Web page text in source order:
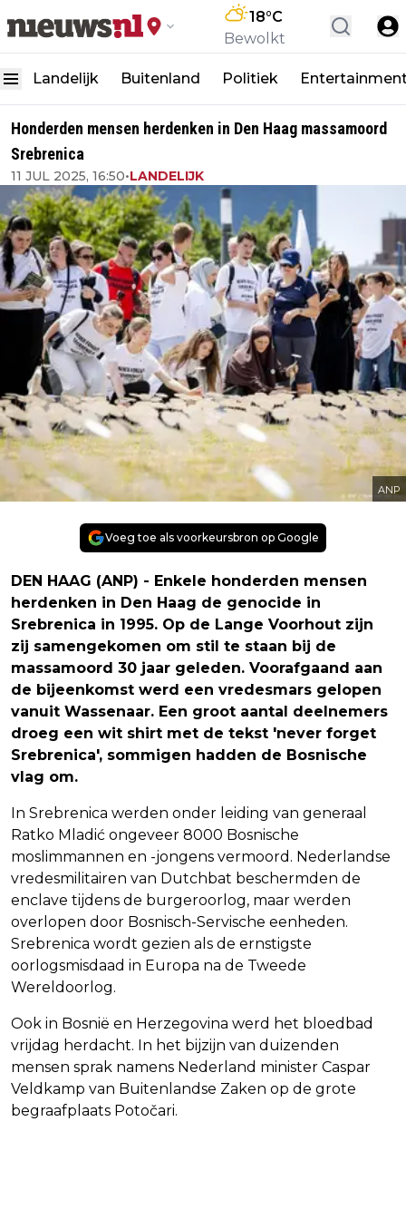
18°C
Bewolkt
Landelijk Buitenland Politiek
Honderden mensen herdenken in Den Haag massamoord
Srebrenica
11 JUL 2025, 16:50•LANDELIJK
ANP
Voeg toe als voorkeursbron op Google
DEN HAAG (ANP) - Enkele honderden mensen
herdenken in Den Haag de genocide in
Srebrenica in 1995. Op de Lange Voorhout zijn
zij samengekomen om stil te staan bij de
massamoord 30 jaar geleden. Voorafgaand aan
de bijeenkomst werd een vredesmars gelopen
vanuit Wassenaar. Een groot aantal deelnemers
droeg een wit shirt met de tekst 'never forget
Srebrenica', sommigen hadden de Bosnische
vlag om.
In Srebrenica werden onder leiding van generaal
Ratko Mladić ongeveer 8000 Bosnische
moslimmannen en -jongens vermoord. Nederlandse
vredesmilitairen van Dutchbat beschermden de
enclave tijdens de burgeroorlog, maar werden
overlopen door Bosnisch-Servische eenheden.
Srebrenica wordt gezien als de ernstigste
oorlogsmisdaad in Europa na de Tweede
Wereldoorlog.
Ook in Bosnië en Herzegovina werd het bloedbad
vrijdag herdacht. In het bijzijn van duizenden
mensen sprak namens Nederland minister Caspar
Veldkamp van Buitenlandse Zaken op de grote
begraafplaats Potočari.